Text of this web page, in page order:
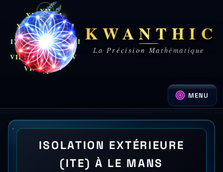
XII
XII I
II
III
IV
V
VI
VII
VIII
IX
XI
KWANTHIC
La Précision Mathématique
MENU
ISOLATION EXTÉRIEURE
(ITE) À LE MANS